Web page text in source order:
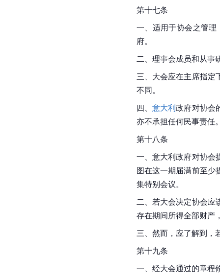
第十七条
一、适用于协会之管
府。
二、理事会成员和从事
三、大会应在主席指定
不同。
四、意大利政府对协会
亦不承担任何民事责任
第十八条
一、意大利政府对协会
图在这一期届满前至少
集特别会议。
二、若大会决定协会应
存在期间所得全部财产
三、然而，应了解到，
第十九条
一、经大会通过的章程